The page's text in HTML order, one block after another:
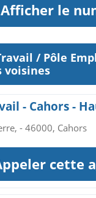
Afficher le
/ Pôle
voisines
- Cahors -
- 46000, Cahors
cette